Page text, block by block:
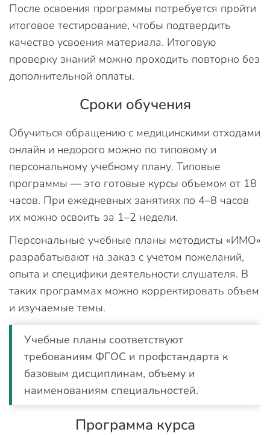
После освоения программы потребуется пройти
итоговое тестирование, чтобы подтвердить
качество усвоения материала. Итоговую
проверку знаний можно проходить повторно без
дополнительной оплаты.
Сроки обучения
Обучиться обращению с медицинскими отходами
онлайн и недорого можно по типовому и
персональному учебному плану. Типовые
программы — это готовые курсы объемом от 18
часов. При ежедневных занятиях по 4–8 часов
их можно освоить за 1–2 недели.
Персональные учебные планы методисты «ИМО»
разрабатывают на заказ с учетом пожеланий,
опыта и специфики деятельности слушателя. В
таких программах можно корректировать объем
и изучаемые темы.
Учебные планы соответствуют
требованиям ФГОС и профстандарта к
базовым дисциплинам, объему и
наименованиям специальностей.
Программа курса